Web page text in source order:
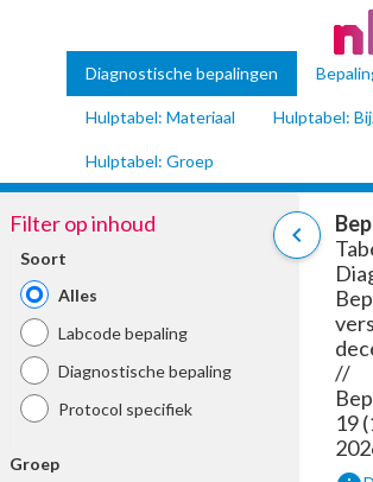
Diagnostische bepalingen
Hulptabel: Materiaal Hulptabel:
Hulptabel: Groep
chevron_left
Filter op inhoud
Soort
Alles
Labcode bepaling
Diagnostische bepaling
Protocol specifiek
Groep
//
19